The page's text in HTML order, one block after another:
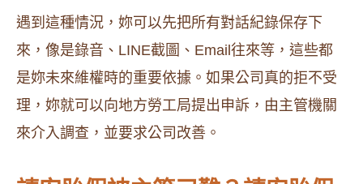
遇到這種情況，妳可以先把所有對話紀錄保存下
來，像是錄音、LINE截圖、Email往來等，這些都
是妳未來維權時的重要依據。如果公司真的拒不受
理，妳就可以向地方勞工局提出申訴，由主管機關
來介入調查，並要求公司改善。